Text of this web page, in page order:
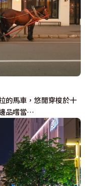
的馬車，悠閒穿梭於十
品嚐當…